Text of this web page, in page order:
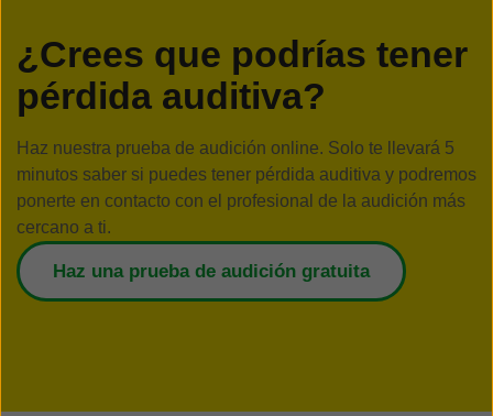
¿Crees que podrías tener
pérdida auditiva?
Haz nuestra prueba de audición online. Solo te llevará 5
minutos saber si puedes tener pérdida auditiva y podremos
ponerte en contacto con el profesional de la audición más
cercano a ti.
Haz una prueba de audición gratuita